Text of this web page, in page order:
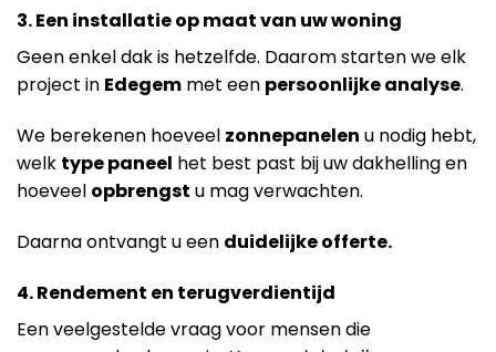
3. Een installatie op maat van uw woning
Geen enkel dak is hetzelfde. Daarom starten we elk
project in Edegem met een persoonlijke analyse.
We berekenen hoeveel zonnepanelen u nodig hebt,
welk type paneel het best past bij uw dakhelling en
hoeveel opbrengst u mag verwachten.
Daarna ontvangt u een duidelijke offerte.
4. Rendement en terugverdientijd
Een veelgestelde vraag voor mensen die